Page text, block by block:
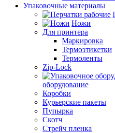
Упаковочные материалы
Ножи
Для принтера
Маркировка
Термоэтикетки
Термоленты
Zip-Lock
оборудование
Коробки
Курьерские пакеты
Пупырка
Скотч
Стрейч пленка